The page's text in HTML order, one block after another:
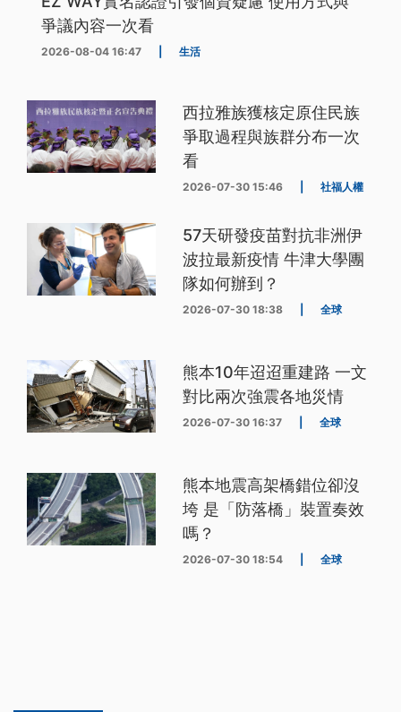
爭議內容一次看
2026-08-04 16:47 生活
西拉雅族獲核定原住民族
爭取過程與族群分布一次
看
2026-07-30 15:46 社福人權
57天研發疫苗對抗非洲伊
波拉最新疫情 牛津大學團
隊如何辦到？
2026-07-30 18:38 全球
熊本10年迢迢重建路 一文
對比兩次強震各地災情
2026-07-30 16:37 全球
熊本地震高架橋錯位卻沒
垮 是「防落橋」裝置奏效
嗎？
2026-07-30 18:54 全球